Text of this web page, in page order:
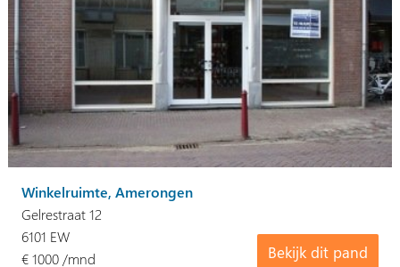
Winkelruimte, Amerongen
Gelrestraat 12
Bekijk dit pand
6101 EW
€ 1000 /mnd